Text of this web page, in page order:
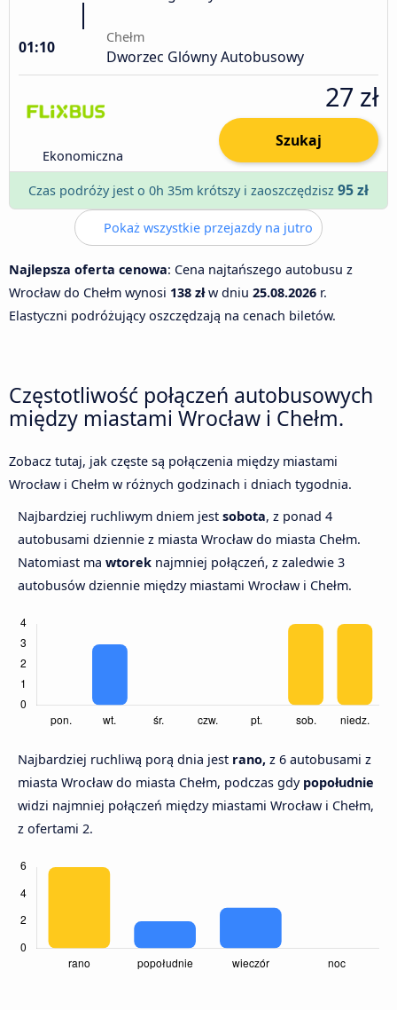
01:10
Chełm
Dworzec Glówny Autobusowy
Ekonomiczna
27 zł
Szukaj
Czas podróży jest o 0h 35m krótszy i zaoszczędzisz 95 zł
Pokaż wszystkie przejazdy na jutro
Najlepsza oferta cenowa: Cena najtańszego autobusu z
Wrocław do Chełm wynosi 138 złw dniu 25.08.2026 r.
Elastyczni podróżujący oszczędzają na cenach biletów.
Częstotliwość połączeń autobusowych
między miastami Wrocław i Chełm.
Zobacz tutaj, jak częste są połączenia między miastami
Wrocław i Chełm w różnych godzinach i dniach tygodnia.
Najbardziej ruchliwym dniem jest sobota, z ponad 4
autobusami dziennie z miasta Wrocław do miasta Chełm.
Natomiast ma wtorek najmniej połączeń, z zaledwie 3
autobusów dziennie między miastami Wrocław i Chełm.
Najbardziej ruchliwą porą dnia jest rano, z 6 autobusami z
miasta Wrocław do miasta Chełm, podczas gdy popołudnie
widzi najmniej połączeń między miastami Wrocław i Chełm,
z ofertami 2.